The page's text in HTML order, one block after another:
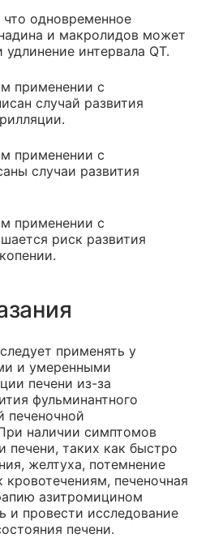
одновременное
и макролидов может
интервала QT.
применении с
случай развития
применении с
случаи развития
применении с
риск развития
применять у
и умеренными
печени из-за
фульминантного
печеночной
наличии симптомов
печени, таких как быстро
желтуха, потемнение
кровотечениям, печеночная
азитромицином
и провести исследование
печени.